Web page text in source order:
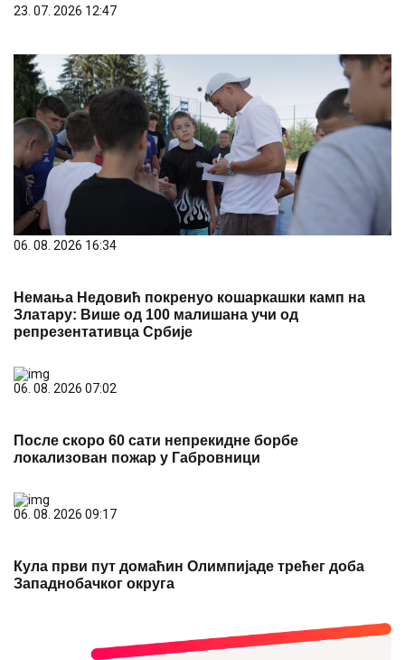
23. 07. 2026 12:47
06. 08. 2026 16:34
Немања Недовић покренуо кошаркашки камп на
Златару: Више од 100 малишана учи од
репрезентативца Србије
06. 08. 2026 07:02
После скоро 60 сати непрекидне борбе
локализован пожар у Габровници
06. 08. 2026 09:17
Кула први пут домаћин Олимпијаде трећег доба
Западнобачког округа